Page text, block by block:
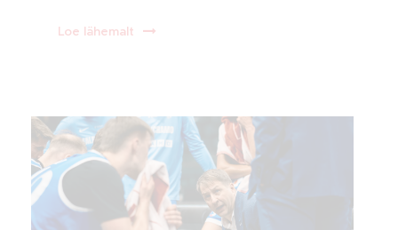
Loe lähemalt